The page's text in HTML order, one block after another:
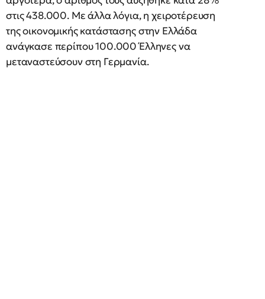
στις 438.000. Με άλλα λόγια, η χειροτέρευση
της οικονομικής κατάστασης στην Ελλάδα
ανάγκασε περίπου 100.000 Έλληνες να
μεταναστεύσουν στη Γερμανία.